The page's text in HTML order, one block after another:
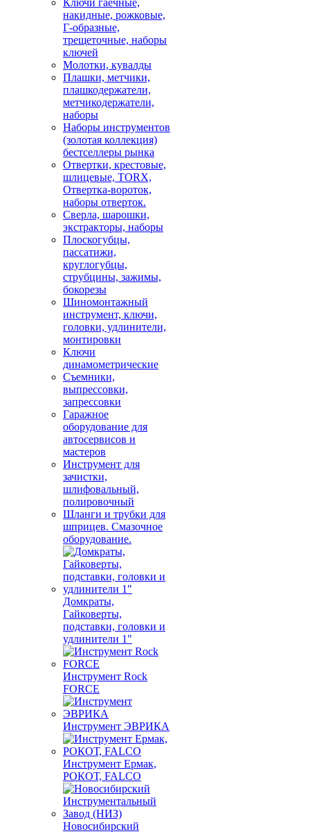
Ключи гаечные,
накидные, рожковые,
Г-образные,
трещеточные, наборы
ключей
Молотки, кувалды
Плашки, метчики,
плашкодержатели,
метчикодержатели,
наборы
Наборы инструментов
(золотая коллекция)
бестселлеры рынка
Отвертки, крестовые,
шлицевые, TORX,
Отвертка-вороток,
наборы отверток.
Сверла, шарошки,
экстракторы, наборы
Плоскогубцы,
пассатижи,
круглогубцы,
струбцины, зажимы,
бокорезы
Шиномонтажный
инструмент, ключи,
головки, удлинители,
монтировки
Ключи
динамометрические
Съемники,
выпрессовки,
запрессовки
Гаражное
оборудование для
автосервисов и
мастеров
Инструмент для
зачистки,
шлифовальный,
полировочный
Шланги и трубки для
шприцев. Смазочное
оборудование.
Домкраты,
Гайковерты,
подставки, головки и
удлинители 1"
Инструмент Rock
FORCE
Инструмент ЭВРИКА
Инструмент Ермак,
РОКОТ, FALCO
Новосибирский